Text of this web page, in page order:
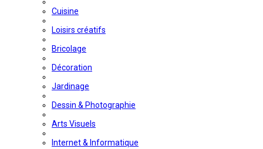
Cuisine
Loisirs créatifs
Bricolage
Décoration
Jardinage
Dessin & Photographie
Arts Visuels
Internet & Informatique